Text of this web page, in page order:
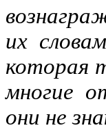
их
которая
многие
они не